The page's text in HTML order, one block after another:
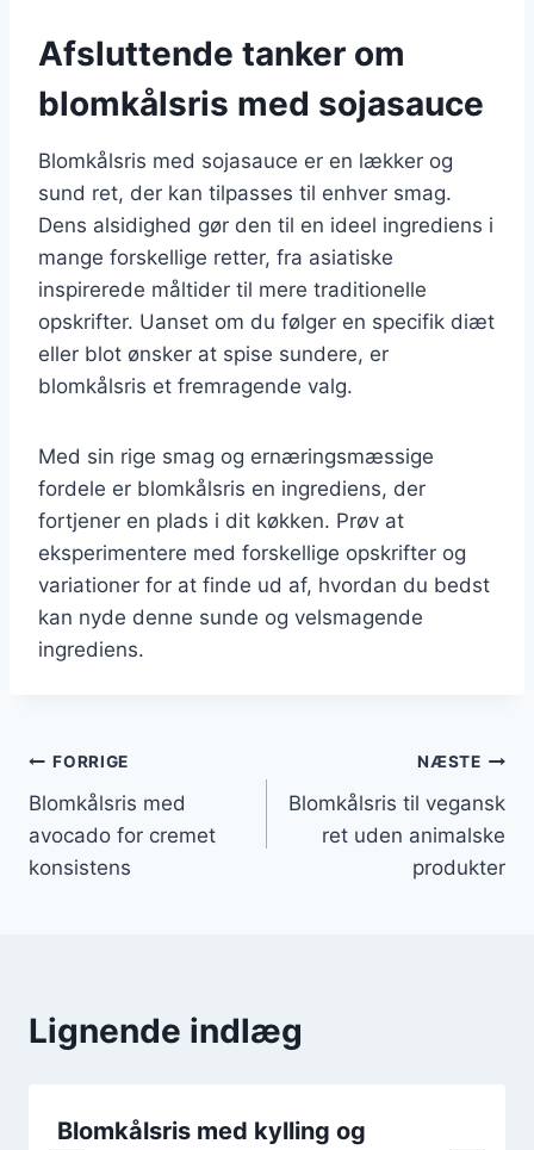
Afsluttende tanker om
blomkålsris med sojasauce
Blomkålsris med sojasauce er en lækker og
sund ret, der kan tilpasses til enhver smag.
Dens alsidighed gør den til en ideel ingrediens i
mange forskellige retter, fra asiatiske
inspirerede måltider til mere traditionelle
opskrifter. Uanset om du følger en specifik diæt
eller blot ønsker at spise sundere, er
blomkålsris et fremragende valg.
Med sin rige smag og ernæringsmæssige
fordele er blomkålsris en ingrediens, der
fortjener en plads i dit køkken. Prøv at
eksperimentere med forskellige opskrifter og
variationer for at finde ud af, hvordan du bedst
kan nyde denne sunde og velsmagende
ingrediens.
Indlægsnavigation
FORRIGE
Blomkålsris med
avocado for cremet
konsistens
NÆSTE
Blomkålsris til vegansk
ret uden animalske
produkter
Lignende indlæg
Blomkålsris med kylling og